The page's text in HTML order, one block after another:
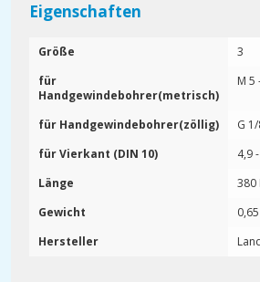
Eigenschaften
Größe
3
für
Handgewindebohrer(metrisch)
M 5
für Handgewindebohrer(zöllig)
G
für Vierkant (DIN 10)
4,9
Länge
380
Gewicht
Hersteller